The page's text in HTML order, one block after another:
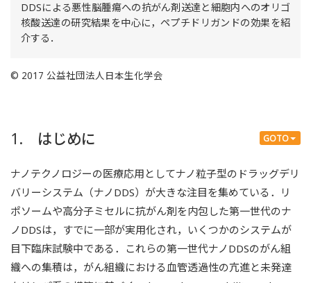
DDSによる悪性脳腫瘍への抗がん剤送達と細胞内へのオリゴ
核酸送達の研究結果を中心に，ペプチドリガンドの効果を紹
介する．
© 2017 公益社団法人日本生化学会
GOTO
1. はじめに
ナノテクノロジーの医療応用としてナノ粒子型のドラッグデリ
バリーシステム（ナノDDS）が大きな注目を集めている．リ
ポソームや高分子ミセルに抗がん剤を内包した第一世代のナ
ノDDSは，すでに一部が実用化され，いくつかのシステムが
目下臨床試験中である．これらの第一世代ナノDDSのがん組
織への集積は，がん組織における血管透過性の亢進と未発達